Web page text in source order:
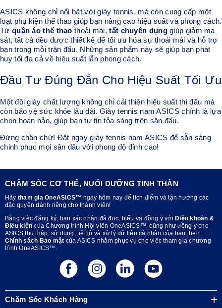
ASICS không chỉ nổi bật với giày tennis, mà còn cung cấp một
loạt phụ kiện thể thao giúp bạn nâng cao hiệu suất và phong cách.
Từ quần áo thể thao thoải mái,tất chuyên dụnggiúp giảm ma
sát, tất cả đều được thiết kế để tối ưu hóa sự thoải mái và hỗ trợ
bạn trong mỗi trận đấu. Những sản phẩm này sẽ giúp bạn phát
huy tối đa cả về hiệu suất lẫn phong cách.
Đầu Tư Đúng Đắn Cho Hiệu Suất Tối Ưu
Một đôi giày chất lượng không chỉ cải thiện hiệu suất thi đấu mà
còn bảo vệ sức khỏe lâu dài. Giày tennis nam ASICS chính là lựa
chọn hoàn hảo, giúp bạn tự tin tỏa sáng trên sân đấu.
Đừng chần chừ! Đặt ngay giày tennis nam ASICS để sẵn sàng
chinh phục mọi sân đấu với phong độ đỉnh cao!
CHĂM SÓC CƠ THỂ, NUÔI DƯỠNG TINH THẦN
Hãy tham gia OneASICS™ ngay hôm nay để tích điểm và tận hưởng các
đặc quyền dành riêng cho thành viên!
Bằng việc đăng ký, bạn xác nhận đã đọc, hiểu và đồng ý với Điều khoản &
Điều kiện của Chương trình Hội viên OneASICS™, cũng như đồng ý cho
ASICS thu thập, sử dụng, tiết lộ và xử lý dữ liệu cá nhân của bạn theo
Chính sách Bảo mật của ASICS nhằm phục vụ cho việc tham gia chương
trình OneASICS™.
Chăm Sóc Khách Hàng